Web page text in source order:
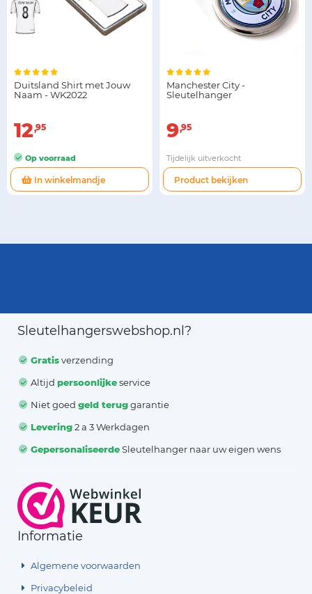
Duitsland Shirt met Jouw
Naam - WK2022
12 95
Op voorraad
In winkelmandje
Manchester City -
Sleutelhanger
9 95
Tijdelijk uitverkocht
Product bekijken
Sleutelhangerswebshop.nl?
Gratisverzending
Altijdpersoonlijkeservice
Niet goedgeld teruggarantie
Levering2 a 3 Werkdagen
GepersonaliseerdeSleutelhanger naar uw eigen wens
Informatie
Algemene voorwaarden
Privacybeleid